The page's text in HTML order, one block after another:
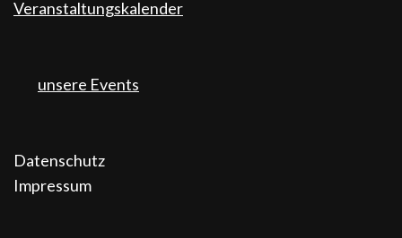
Veranstaltungskalender
unsere Events
Datenschutz
Impressum